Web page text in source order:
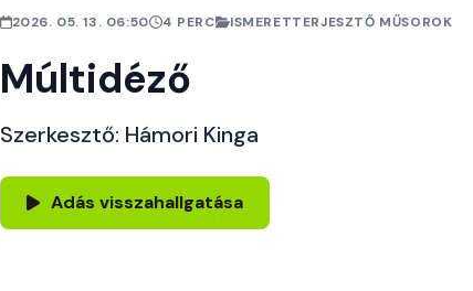
2026. 05. 13. 06:50 4 PERC ISMERETTERJESZTŐ MŰSOROK
Múltidéző
Szerkesztő: Hámori Kinga
Adás visszahallgatása